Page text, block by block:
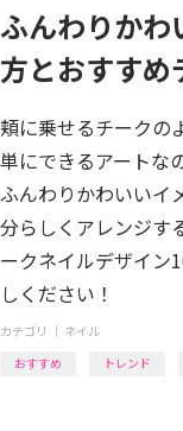
ふんわりかわ
方とおすす
頬に乗せるチークの
単にできるアートな
ふんわりかわいいイ
分らしくアレンジす
ークネイルデザイン
しください！
カテゴリ ｜ ネイル
おすすめ
トレンド